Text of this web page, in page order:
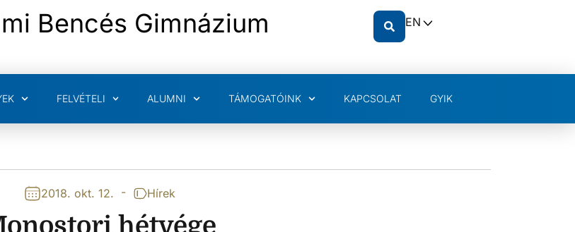
Bencés Gimnázium EN
FELVÉTELI ALUMNI TÁMOGATÓINK KAPCSOLAT GYIK
2018. okt. 12. - Hírek
hétvége